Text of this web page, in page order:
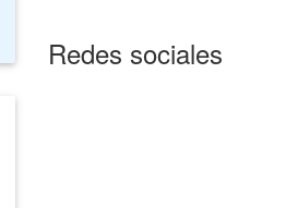
Redes sociales